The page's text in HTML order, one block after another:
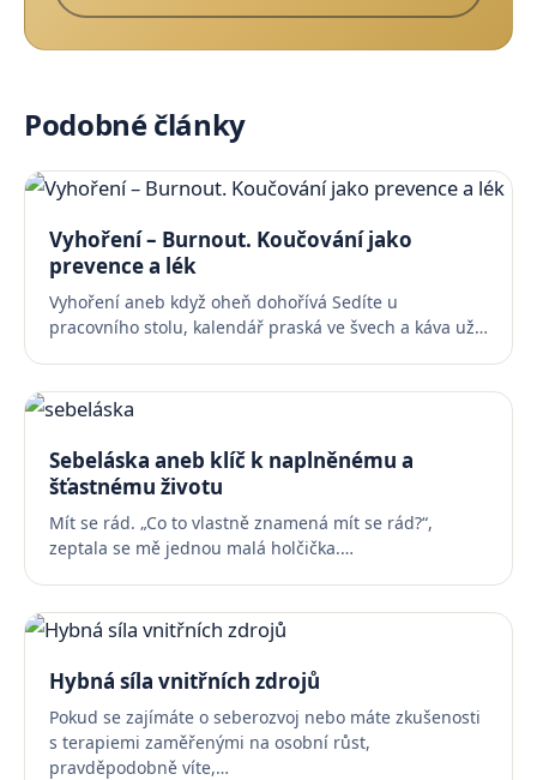
Podobné články
Vyhoření – Burnout. Koučování jako
prevence a lék
Vyhoření aneb když oheň dohořívá Sedíte u
pracovního stolu, kalendář praská ve švech a káva už…
Sebeláska aneb klíč k naplněnému a
šťastnému životu
Mít se rád. „Co to vlastně znamená mít se rád?“,
zeptala se mě jednou malá holčička.…
Hybná síla vnitřních zdrojů
Pokud se zajímáte o seberozvoj nebo máte zkušenosti
s terapiemi zaměřenými na osobní růst,
pravděpodobně víte,…